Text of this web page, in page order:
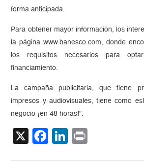
forma anticipada.
Para obtener mayor información, los
la página www.banesco.com, donde
los requisitos necesarios para
financiamiento.
La campaña publicitaria, que tiene
impresos y audiovisuales, tiene como
negocio ¡en 48 horas!”.
X Facebook
LinkedIn